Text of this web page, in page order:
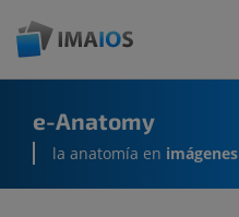
e-Anatomy
la anatomía en imágenes